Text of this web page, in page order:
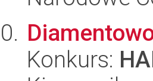
Konkurs: